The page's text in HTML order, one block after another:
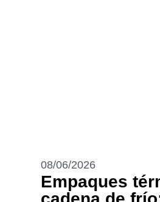
08/06/2026
Empaques